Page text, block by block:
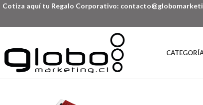
Cotiza aquí tu Regalo Corporativo: